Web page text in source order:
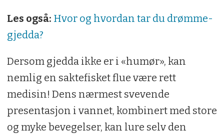
Les også: Hvor og hvordan tar du drømme­
gjedda?
Dersom gjedda ikke er i «humør», kan
nemlig en saktefisket flue være rett
medisin! Dens nærmest svevende
presentasjon i vannet, kombinert med store
og myke bevegelser, kan lure selv den